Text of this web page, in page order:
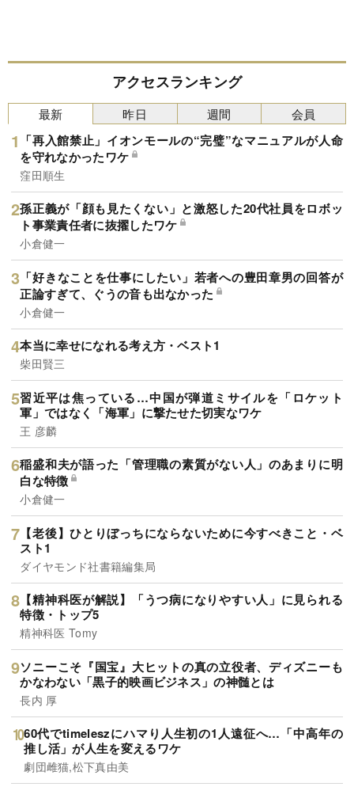
アクセスランキング
最新
「再入館禁止」イオンモールの“完璧”なマニュアルが人命
を守れなかったワケ
窪田順生
孫正義が「顔も見たくない」と激怒した20代社員をロボッ
ト事業責任者に抜擢したワケ
小倉健一
「好きなことを仕事にしたい」若者への豊田章男の回答が
正論すぎて、ぐうの音も出なかった
小倉健一
本当に幸せになれる考え方・ベスト1
柴田賢三
習近平は焦っている…中国が弾道ミサイルを「ロケット
軍」ではなく「海軍」に撃たせた切実なワケ
王 彦麟
稲盛和夫が語った「管理職の素質がない人」のあまりに明
白な特徴
小倉健一
【老後】ひとりぼっちにならないために今すべきこと・ベ
スト1
ダイヤモンド社書籍編集局
【精神科医が解説】「うつ病になりやすい人」に見られる
特徴・トップ5
精神科医 Tomy
ソニーこそ『国宝』大ヒットの真の立役者、ディズニーも
かなわない「黒子的映画ビジネス」の神髄とは
長内 厚
60代でtimeleszにハマり人生初の1人遠征へ…「中高年の
推し活」が人生を変えるワケ
劇団雌猫,松下真由美
昨日 週間 会員